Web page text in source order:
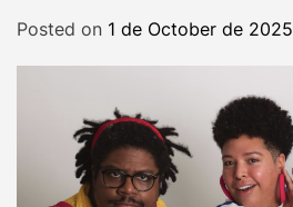
g
Posted on 1 de October de 2025